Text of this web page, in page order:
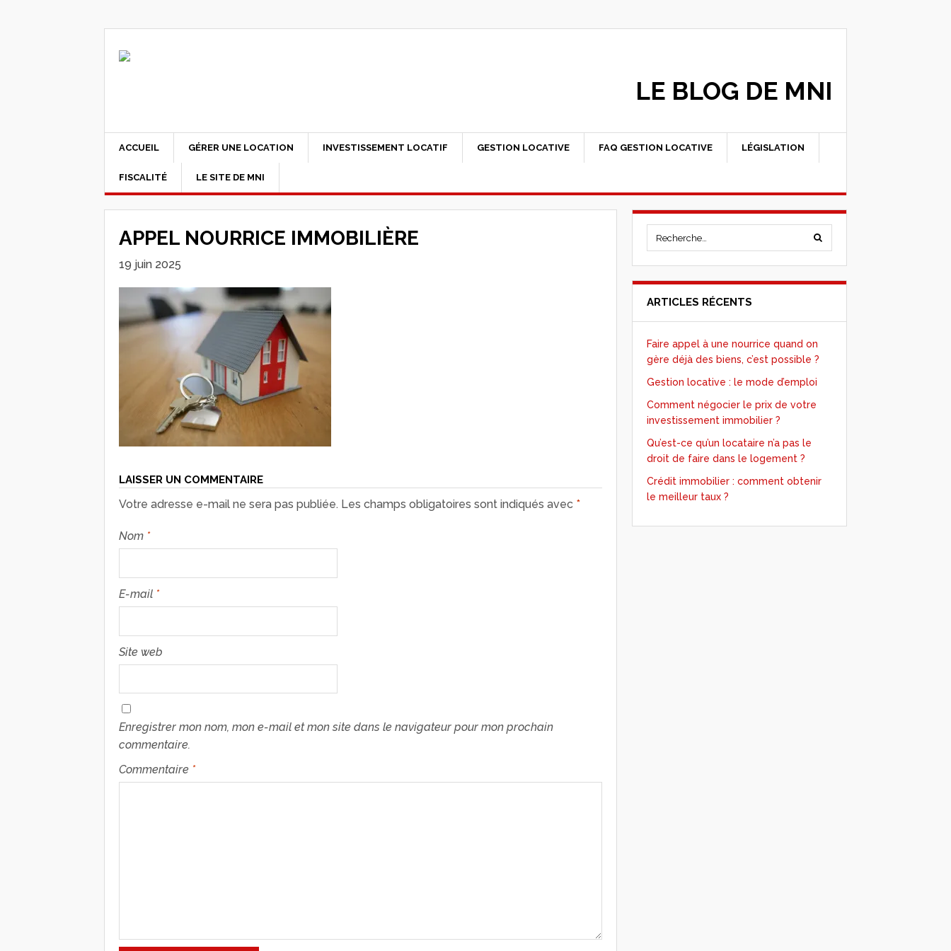
LE BLOG DE MNI
ACCUEIL GÉRER UNE LOCATION INVESTISSEMENT LOCATIF GESTION LOCATIVE FAQ GESTION LOCATIVE LÉGISLATION
FISCALITÉ LE SITE DE MNI
APPEL NOURRICE IMMOBILIÈRE
19 juin 2025
LAISSER UN COMMENTAIRE
Votre adresse e-mail ne sera pas publiée. Les champs obligatoires sont indiqués avec *
Nom *
E-mail *
Site web
Enregistrer mon nom, mon e-mail et mon site dans le navigateur pour mon prochain
commentaire.
Commentaire *
ARTICLES RÉCENTS
Faire appel à une nourrice quand on
gère déjà des biens, c’est possible ?
Gestion locative : le mode d’emploi
Comment négocier le prix de votre
investissement immobilier ?
Qu’est-ce qu’un locataire n’a pas le
droit de faire dans le logement ?
Crédit immobilier : comment obtenir
le meilleur taux ?